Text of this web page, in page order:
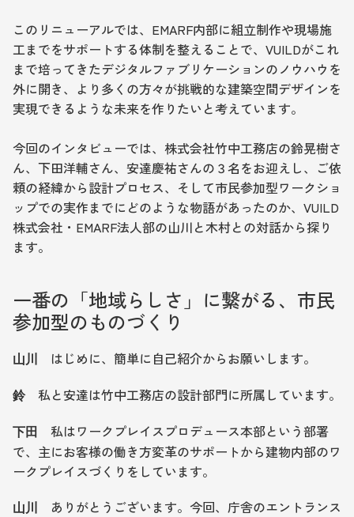
このリニューアルでは、EMARF内部に組立制作や現場施
工までをサポートする体制を整えることで、VUILDがこれ
まで培ってきたデジタルファブリケーションのノウハウを
外に開き、より多くの方々が挑戦的な建築空間デザインを
実現できるような未来を作りたいと考えています。
今回のインタビューでは、株式会社竹中工務店の鈴晃樹さ
ん、下田洋輔さん、安達慶祐さんの３名をお迎えし、ご依
頼の経緯から設計プロセス、そして市民参加型ワークショ
ップでの実作までにどのような物語があったのか、VUILD
株式会社・EMARF法人部の山川と木村との対話から探り
ます。
一番の「地域らしさ」に繋がる、市民
参加型のものづくり
山川 はじめに、簡単に自己紹介からお願いします。
鈴 私と安達は竹中工務店の設計部門に所属しています。
下田
私はワークプレイスプロデュース本部という部署
で、主にお客様の働き方変革のサポートから建物内部のワ
ークプレイスづくりをしています。
山川 ありがとうございます。今回、庁舎のエントランス